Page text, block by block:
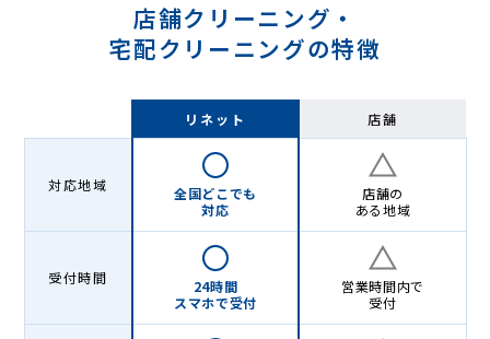
店舗クリーニング・
宅配クリーニングの特徴
リネット 店舗
対応地域
全国どこでも
対応
店舗の
ある地域
受付時間
24時間
スマホで受付
営業時間内で
受付